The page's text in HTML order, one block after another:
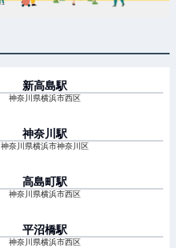
新高島駅
神奈川県横浜市西区
神奈川 駅
神奈川県横浜市神奈川区
高島町駅
神奈川県横浜市西区
平沼橋駅
神奈川県横浜市西区